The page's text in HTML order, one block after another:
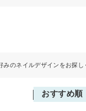
のネイルデザインをお探し
おすすめ順